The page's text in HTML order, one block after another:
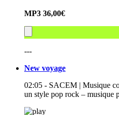
MP3 36,00€
---
New voyage
02:05 - SACEM | Musique
un style pop rock – musique